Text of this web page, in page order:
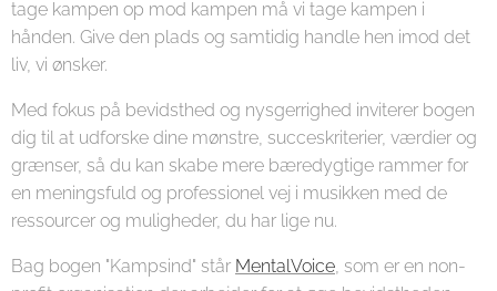
tage kampen op mod kampen må vi tage kampen i
hånden. Give den plads og samtidig handle hen imod det
liv, vi ønsker.
Med fokus på bevidsthed og nysgerrighed inviterer bogen
dig til at udforske dine mønstre, succeskriterier, værdier og
grænser, så du kan skabe mere bæredygtige rammer for
en meningsfuld og professionel vej i musikken med de
ressourcer og muligheder, du har lige nu.
Bag bogen "Kampsind" står MentalVoice, som er en non-